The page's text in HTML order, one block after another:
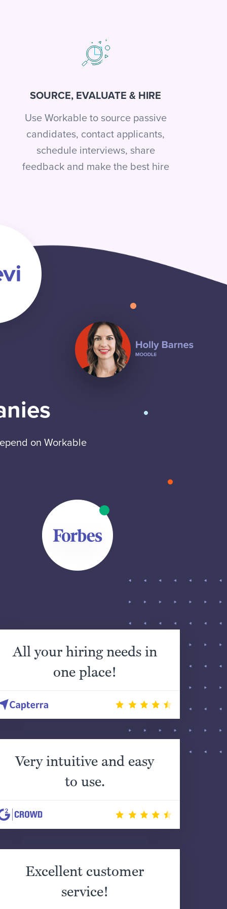
SOURCE, EVALUATE & HIRE
Use Workable to source passive
candidates, contact applicants,
schedule interviews, share
feedback and make the best hire
on Workable
All your hiring needs in
one place!
Very intuitive and easy
to use.
Excellent customer
service!